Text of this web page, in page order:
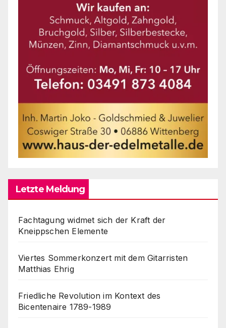
Letzte Meldung
Fachtagung widmet sich der Kraft der
Kneippschen Elemente
Viertes Sommerkonzert mit dem Gitarristen
Matthias Ehrig
Friedliche Revolution im Kontext des
Bicentenaire 1789-1989